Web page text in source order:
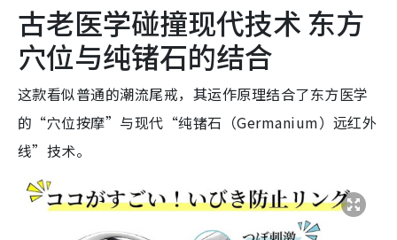
古老医学碰撞现代技术 东方
穴位与纯锗石的结合
这款看似普通的潮流尾戒，其运作原理结合了东方医学
的“穴位按摩”与现代“纯锗石（Germanium）远红外
线”技术。